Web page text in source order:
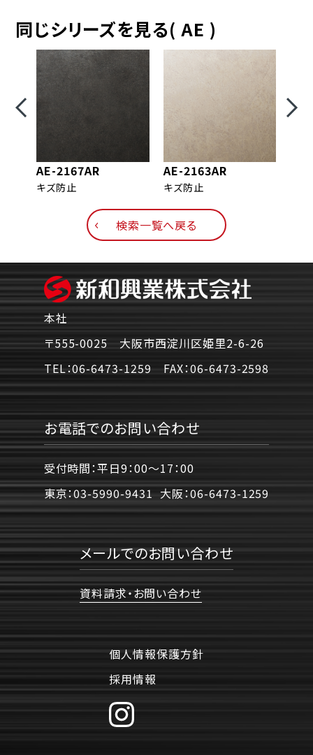
同じシリーズを見る( AE )
AE-2167AR
キズ防止
AE-2163AR
キズ防止
検索一覧へ戻る
本社
〒555-0025 大阪市西淀川区姫里2-6-26
TEL：06-6473-1259 FAX：06-6473-2598
お電話でのお問い合わせ
受付時間：平日9：00〜17：00
東京：03-5990-9431 大阪：06-6473-1259
メールでのお問い合わせ
資料請求・お問い合わせ
個人情報保護方針
採用情報